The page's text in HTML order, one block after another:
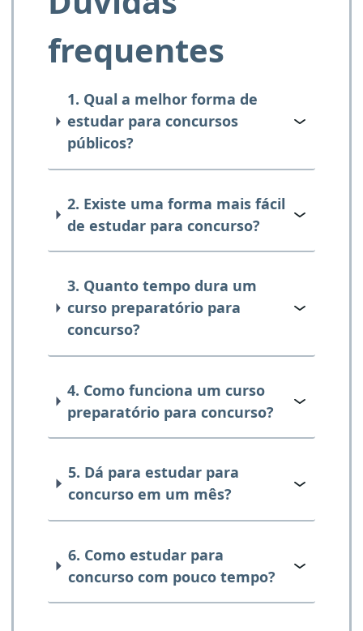
frequentes
1. Qual a melhor forma de
estudar para concursos
públicos?
2. Existe uma forma mais fácil
de estudar para concurso?
3. Quanto tempo dura um
curso preparatório para
concurso?
4. Como funciona um curso
preparatório para concurso?
5. Dá para estudar para
concurso em um mês?
6. Como estudar para
concurso com pouco tempo?